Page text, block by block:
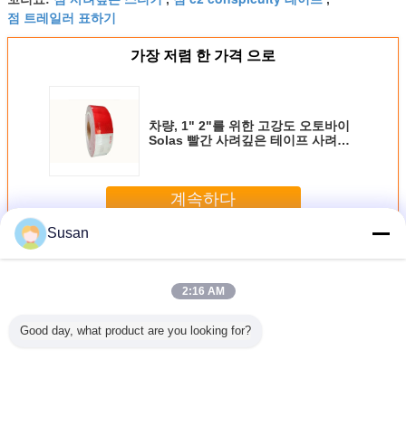
점 트레일러 표하기
가장 저렴 한 가격 으로
차량, 1" 2"를 위한 고강도 오토바이
Solas 빨간 사려깊은 테이프 사려깊
계속하다
더 많은 것
Susan
2:16 AM
Good day, what product are you looking for?